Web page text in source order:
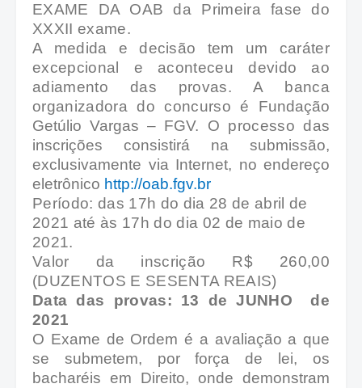
EXAME DA OAB da Primeira fase do
XXXII exame.
A medida e decisão tem um caráter
excepcional e aconteceu devido ao
adiamento das provas. A banca
organizadora do concurso é Fundação
Getúlio Vargas – FGV. O processo das
inscrições consistirá na submissão,
exclusivamente via Internet, no endereço
eletrônico http://oab.fgv.br
Período: das 17h do dia 28 de abril de
2021 até às 17h do dia 02 de maio de
2021.
Valor da inscrição R$ 260,00
(DUZENTOS E SESENTA REAIS)
Data das provas: 13 de JUNHO de
2021
O Exame de Ordem é a avaliação a que
se submetem, por força de lei, os
bacharéis em Direito, onde demonstram